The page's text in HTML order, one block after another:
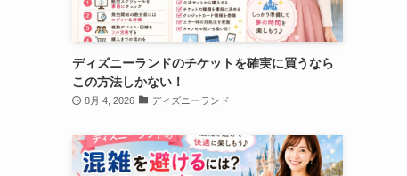
ディズニーランドのチケットを確実に買うなら
この方法しかない！
8月 4, 2026 ディズニーランド